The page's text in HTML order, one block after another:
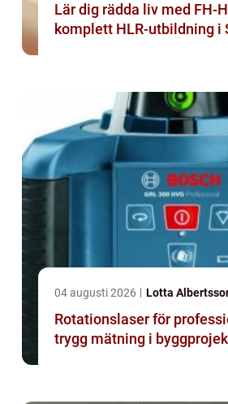
Lär dig rädda liv med FH-
komplett HLR-utbildning i
04 augusti 2026 Lotta
Rotationslaser för
trygg mätning i